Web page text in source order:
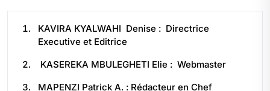
KAVIRA KYALWAHI Denise : Directrice
Executive et Editrice
KASEREKA MBULEGHETI Elie : Webmaster
MAPENZI Patrick A. : Rédacteur en Chef